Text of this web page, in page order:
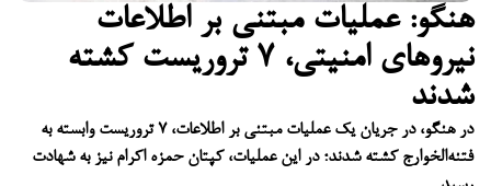
هنگو: عملیات مبتنی بر اطلاعات
نیروهای امنیتی، ۷ تروریست کشته
شدند
در هنگو، در جریان یک عملیات مبتنی بر اطلاعات، ۷ تروریست وابسته به
فتنه‌الخوارج کشته شدند؛ در این عملیات، کپتان حمزه اکرام نیز به شهادت